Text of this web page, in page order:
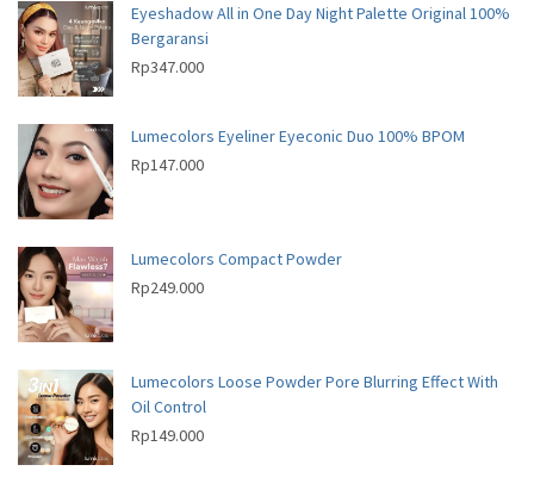
Eyeshadow All in One Day Night Palette Original 100%
Bergaransi
Rp347.000
Lumecolors Eyeliner Eyeconic Duo 100% BPOM
Rp147.000
Lumecolors Compact Powder
Rp249.000
Lumecolors Loose Powder Pore Blurring Effect With
Oil Control
Rp149.000